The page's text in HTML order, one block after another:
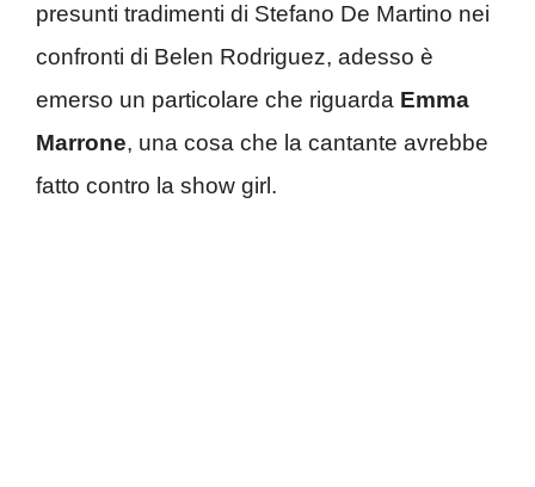
presunti tradimenti di Stefano De Martino nei
confronti di Belen Rodriguez, adesso è
emerso un particolare che riguarda Emma
Marrone, una cosa che la cantante avrebbe
fatto contro la show girl.